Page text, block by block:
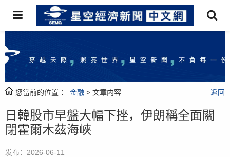
您當前的位置 ： 金融 > 文章内容 返回
日韓股市早盤大幅下挫，伊朗稱全面關
閉霍爾木茲海峽
发布：2026-06-11